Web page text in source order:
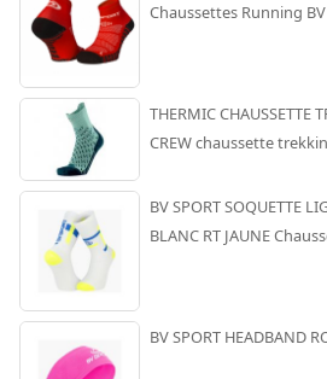
Chaussettes Running
THERMIC CHAUSSETTE
CREW chaussette
BV SPORT SOQUETTE
BLANC RT JAUNE
BV SPORT HEADBAND